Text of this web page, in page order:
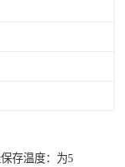
存温度：为5